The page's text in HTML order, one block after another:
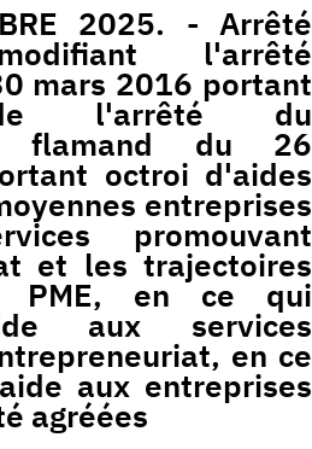
2025. - Arrêté
l'arrêté
mars 2016 portant
l'arrêté du
flamand du 26
octroi d'aides
entreprises
promouvant
et les trajectoires
PME, en ce qui
aux services
en ce
aux entreprises
agréées